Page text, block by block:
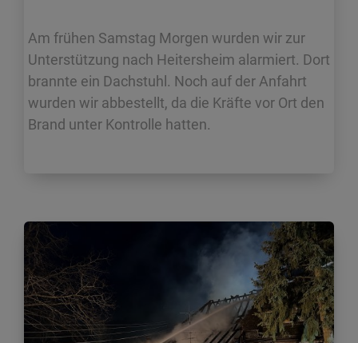
Am frühen Samstag Morgen wurden wir zur
Unterstützung nach Heitersheim alarmiert. Dort
brannte ein Dachstuhl. Noch auf der Anfahrt
wurden wir abbestellt, da die Kräfte vor Ort den
Brand unter Kontrolle hatten.